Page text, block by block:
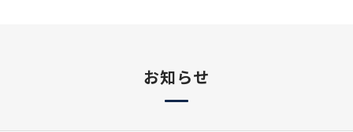
お知らせ